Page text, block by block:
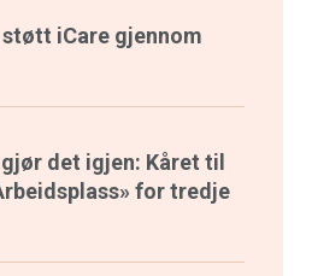
støtt iCare gjennom
det igjen: Kåret til
for tredje